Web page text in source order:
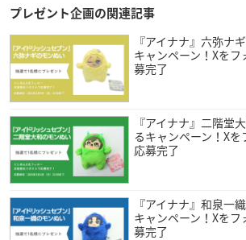
プレゼント企画の関連記事
『アイナナ』六弥ナ
キャンペーン！Xを
募完了
『アイナナ』二階堂
るキャンペーン！X
応募完了
『アイナナ』和泉一
キャンペーン！Xを
募完了